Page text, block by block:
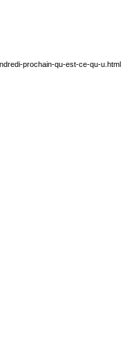
prochain-qu-est-ce-qu-u.html